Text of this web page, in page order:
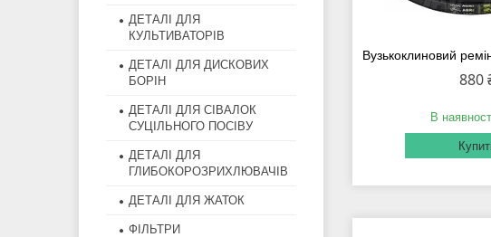
Вузькоклиновий
880
В
ДЕТАЛІ ДЛЯ
КУЛЬТИВАТОРІВ
ДЕТАЛІ ДЛЯ ДИСКОВИХ
БОРІН
ДЕТАЛІ ДЛЯ СІВАЛОК
СУЦІЛЬНОГО ПОСІВУ
ДЕТАЛІ ДЛЯ
ГЛИБОКОРОЗРИХЛЮВАЧІВ
ДЕТАЛІ ДЛЯ ЖАТОК
ФІЛЬТРИ